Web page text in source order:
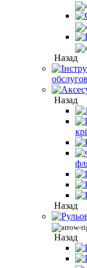
Назад
Назад
Назад
Назад